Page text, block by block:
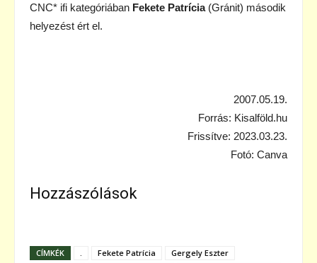
CNC* ifi kategóriában Fekete Patrícia(Gránit) második
helyezést ért el.
2007.05.19.
Forrás: Kisalföld.hu
Frissítve: 2023.03.23.
Fotó: Canva
Hozzászólások
CÍMKÉK Fekete Patrícia
Gergely Eszter